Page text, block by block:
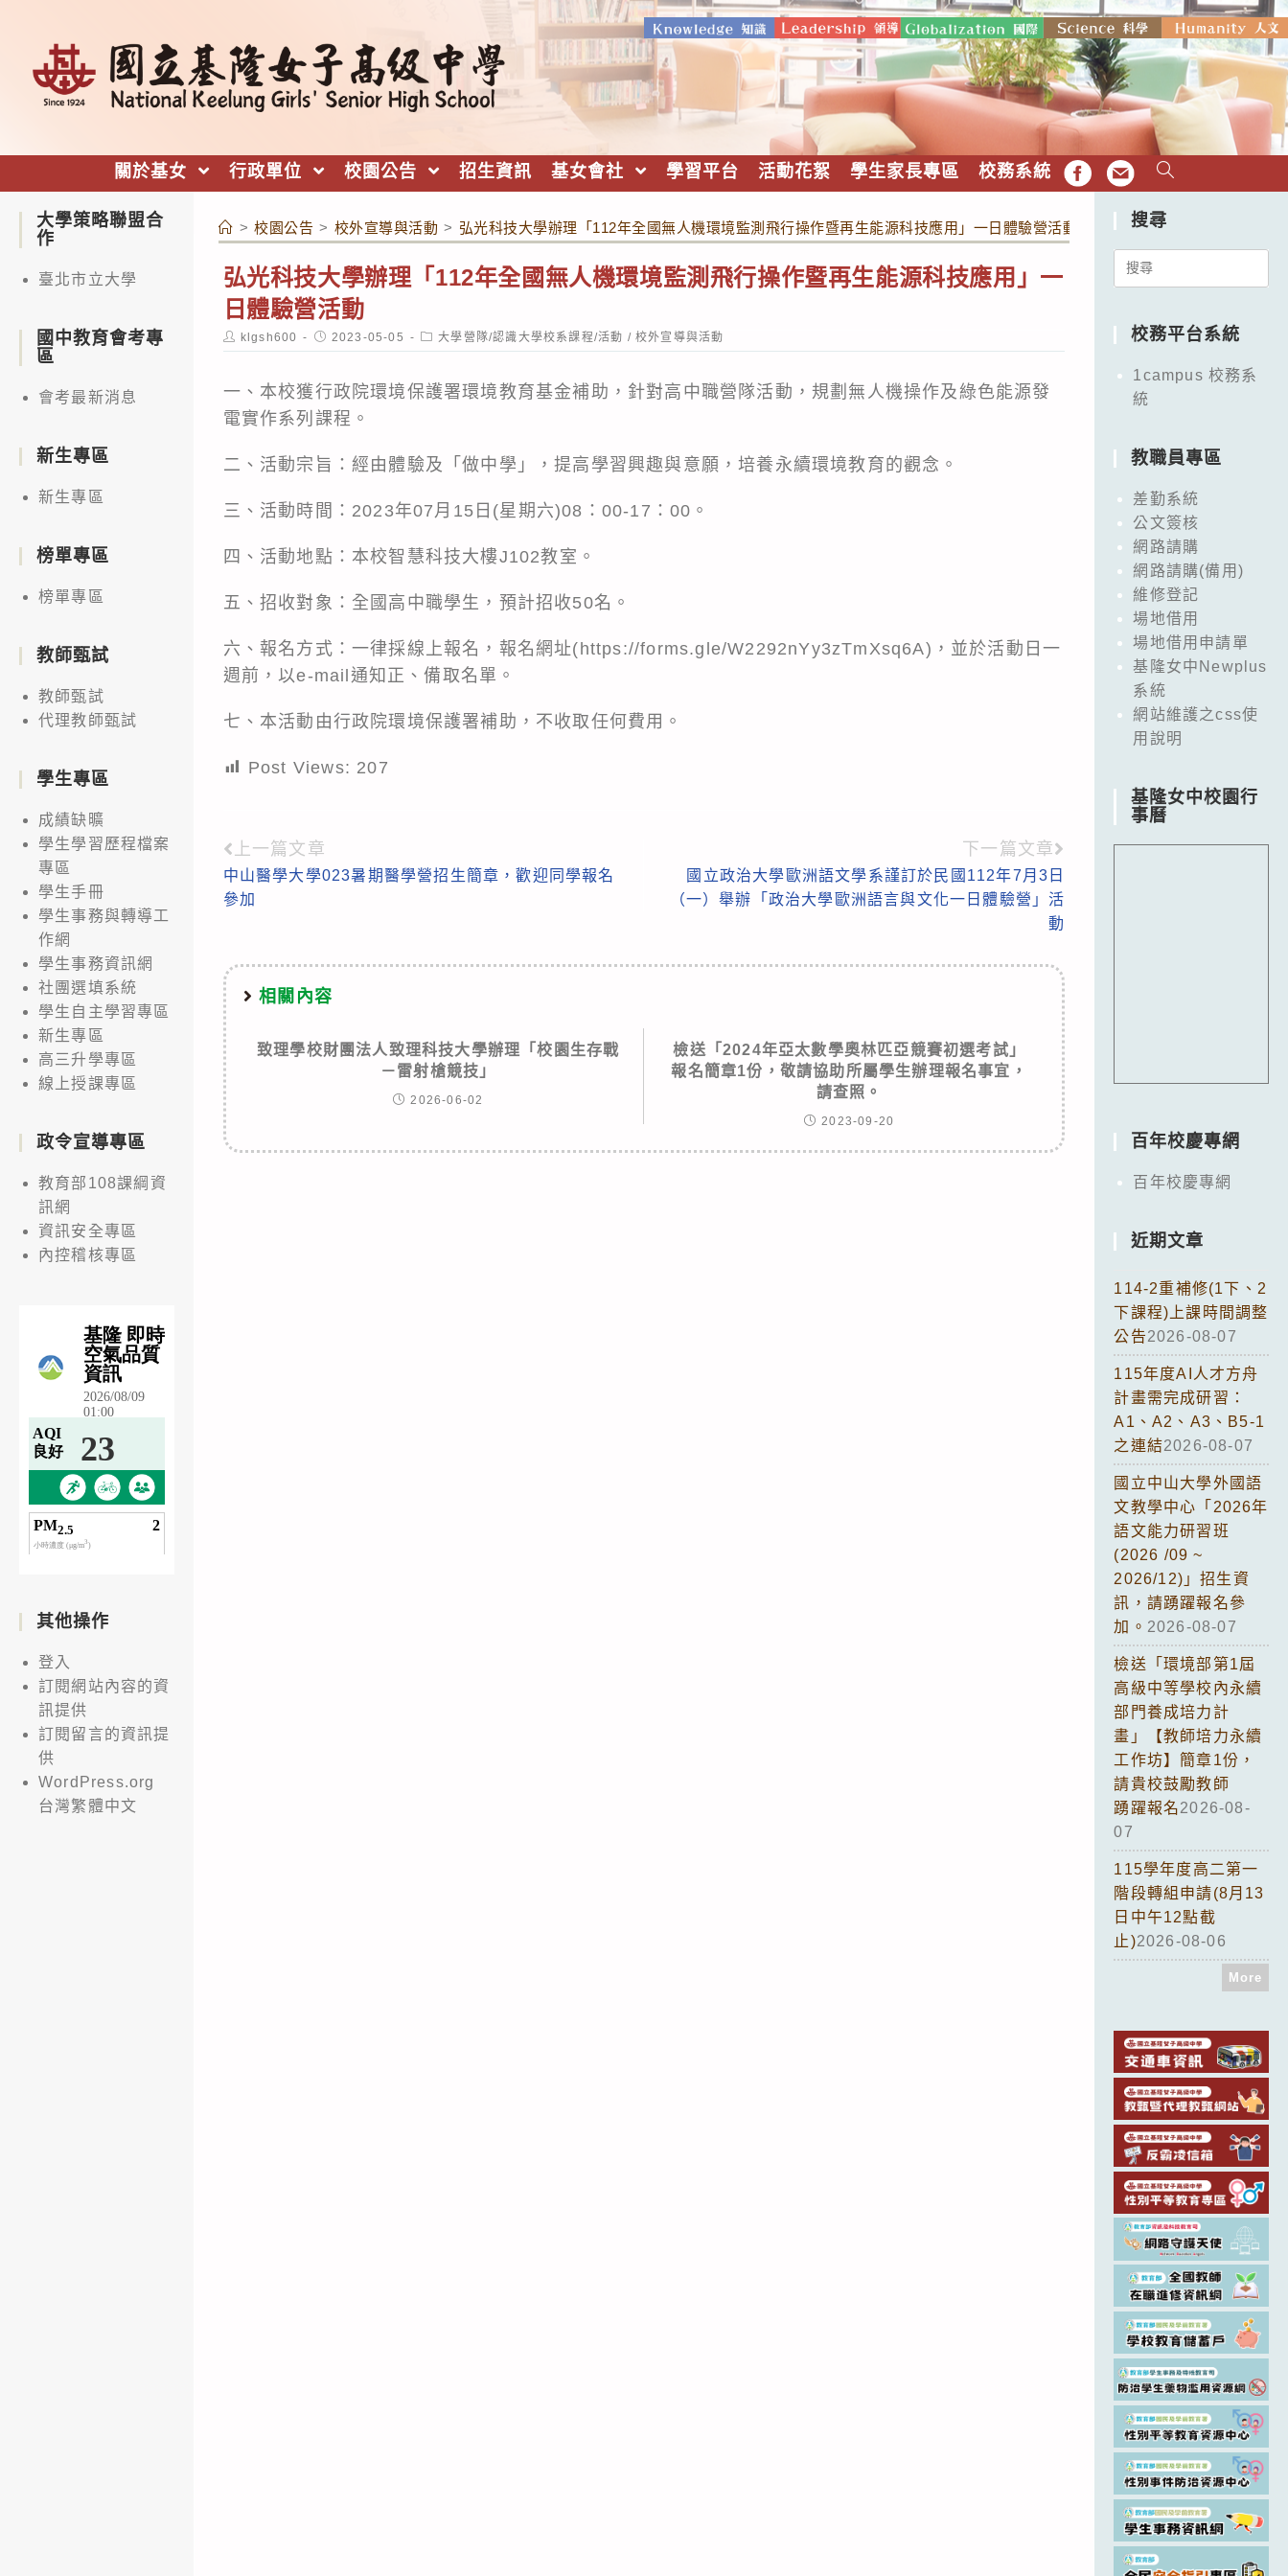
關於基女 行政單位 校園公告 招生資訊 基女會社 學習平台 活動花絮 學生家長專區 校務系統 FB EMAIL
> 校園公告 > 校外宣導與活動 > 弘光科技大學辦理「112年全國無人機環境監測飛行操作暨再生能源科技應用」一日體驗營活動
弘光科技大學辦理「112年全國無人機環境監測飛行操作暨再生能源科技應用」一
日體驗營活動
Post
author:
klgsh600
Post
published:
2023-05-05
Post
category:
大學營隊/認識大學校系課程/活動 / 校外宣導與活動
一、本校獲行政院環境保護署環境教育基金補助，針對高中職營隊活動，規劃無人機操作及綠色能源發
電實作系列課程。
二、活動宗旨：經由體驗及「做中學」，提高學習興趣與意願，培養永續環境教育的觀念。
三、活動時間：2023年07月15日(星期六)08：00-17：00。
四、活動地點：本校智慧科技大樓J102教室。
五、招收對象：全國高中職學生，預計招收50名。
六、報名方式：一律採線上報名，報名網址(https://forms.gle/W2292nYy3zTmXsq6A)，並於活動日一
週前，以e-mail通知正、備取名單。
七、本活動由行政院環境保護署補助，不收取任何費用。
Post Views: 207
Read
more
上一篇文章
中山醫學大學023暑期醫學營招生簡章，歡迎同學報名
參加
下一篇文章
國立政治大學歐洲語文學系謹訂於民國112年7月3日
（一）舉辦「政治大學歐洲語言與文化一日體驗營」活
動
相關內容
致理學校財團法人致理科技大學辦理「校園生存戰
－雷射槍競技」
2026-06-02
檢送「2024年亞太數學奧林匹亞競賽初選考試」
報名簡章1份，敬請協助所屬學生辦理報名事宜，
請查照。
2023-09-20
大學策略聯盟合
作
臺北市立大學
國中教育會考專
區
會考最新消息
新生專區
新生專區
榜單專區
榜單專區
教師甄試
教師甄試
代理教師甄試
學生專區
成績缺曠
學生學習歷程檔案
專區
學生手冊
學生事務與轉導工
作網
學生事務資訊網
社團選填系統
學生自主學習專區
新生專區
高三升學專區
線上授課專區
政令宣導專區
教育部108課綱資
訊網
資訊安全專區
內控稽核專區
其他操作
登入
訂閱網站內容的資
訊提供
訂閱留言的資訊提
供
WordPress.org
台灣繁體中文
搜尋
Search
校務平台系統
1campus 校務系
統
教職員專區
差勤系統
公文簽核
網路請購
網路請購(備用)
維修登記
場地借用
場地借用申請單
基隆女中Newplus
系統
網站維護之css使
用說明
基隆女中校園行
事曆
百年校慶專網
百年校慶專網
近期文章
114-2重補修(1下、2
下課程)上課時間調整
公告2026-08-07
115年度AI人才方舟
計畫需完成研習：
A1、A2、A3、B5-1
之連結2026-08-07
國立中山大學外國語
文教學中心「2026年
語文能力研習班
(2026 /09 ~
2026/12)」招生資
訊，請踴躍報名參
加。 2026-08-07
檢送「環境部第1屆
高級中等學校內永續
部門養成培力計
畫」【教師培力永續
工作坊】簡章1份，
請貴校鼓勵教師
踴躍報名2026-08-
07
115學年度高二第一
階段轉組申請(8月13
日中午12點截
止)2026-08-06
More